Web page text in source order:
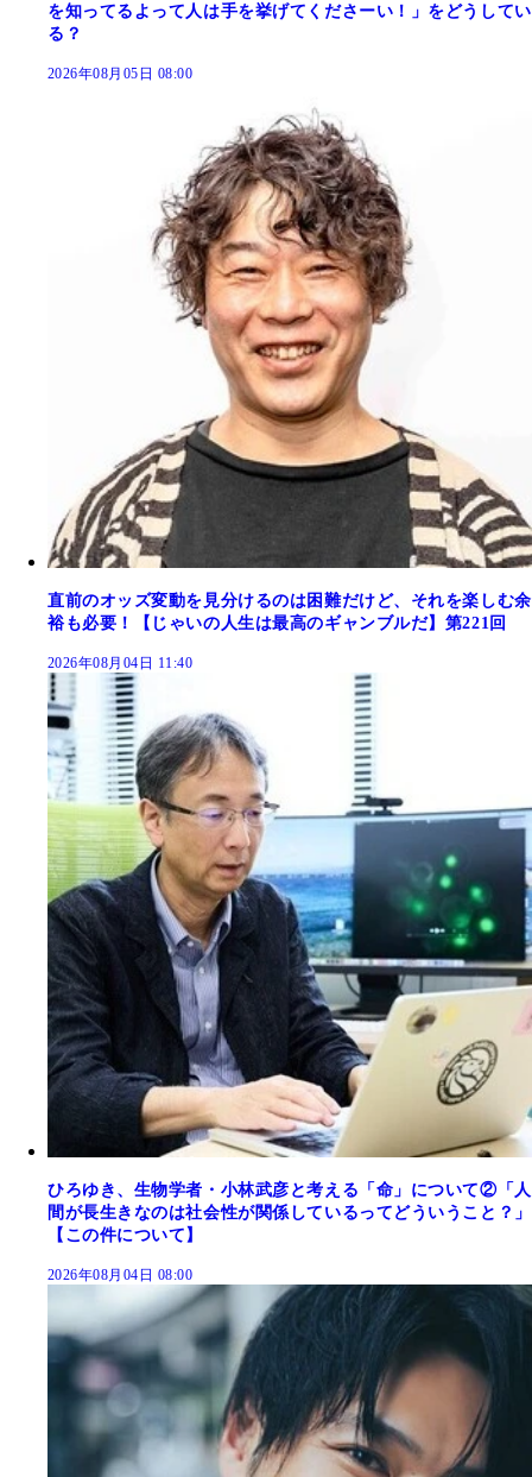
を知ってるよって人は手を挙げてくださーい！」をどうしてい
る？
2026年08月05日 08:00
直前のオッズ変動を見分けるのは困難だけど、それを楽しむ余
裕も必要！【じゃいの人生は最高のギャンブルだ】第221回
2026年08月04日 11:40
ひろゆき、生物学者・小林武彦と考える「命」について②「人
間が長生きなのは社会性が関係しているってどういうこと？」
【この件について】
2026年08月04日 08:00